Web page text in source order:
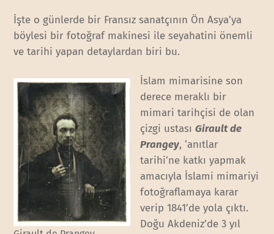
İşte o günlerde bir Fransız sanatçının Ön Asya’ya
böylesi bir fotoğraf makinesi ile seyahatini önemli
ve tarihi yapan detaylardan biri bu.
İslam mimarisine son
derece meraklı bir
mimari tarihçisi de olan
çizgi ustasıGirault de
Prangey, ‘anıtlar
tarihi’ne katkı yapmak
amacıyla İslami mimariyi
fotoğraflamaya karar
verip 1841’de yola çıktı.
Doğu Akdeniz’de 3 yıl